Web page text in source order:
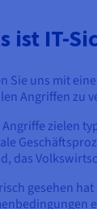
ist IT-
Sie uns mit
Angriffen zu
Angriffe zielen
das
gesehen